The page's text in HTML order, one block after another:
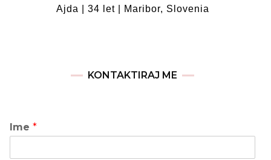
Ajda | 34 let | Maribor, Slovenia
KONTAKTIRAJ ME
Ime *